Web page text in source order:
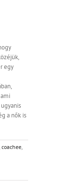
egy
a nők is
coachee